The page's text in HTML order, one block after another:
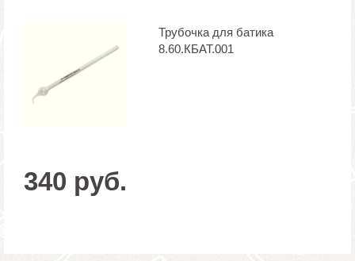
Трубочка для батика
8.60.КБАТ.001
340 руб.